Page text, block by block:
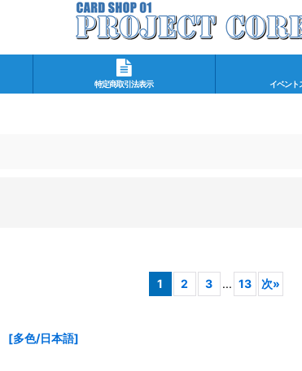
特定商取引法表示 イベント
1 2 3 ... 13 次»
[多色/日本語]